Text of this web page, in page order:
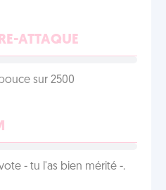
ATTAQUE
sur 2500
- tu l'as bien mérité -.